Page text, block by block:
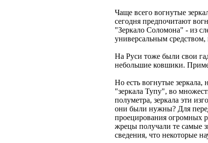
Чаще всего вогнутые
сегодня предпочитают
"Зеркало Соломона" - из
универсальным
На Руси тоже были свои
небольшие ковшики.
Но есть вогнутые зеркала,
"зеркала Тупу", во
полуметра, зеркала эти
они были нужны? Для
проецирования огромных
жрецы получали те самые
сведения, что некоторые